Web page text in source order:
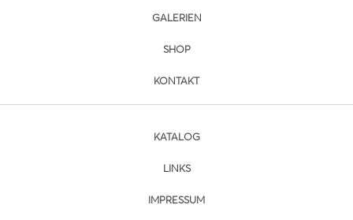
GALERIEN
SHOP
KONTAKT
KATALOG
LINKS
IMPRESSUM